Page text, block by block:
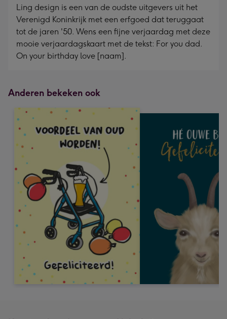
Ling design is een van de oudste uitgevers uit het
Verenigd Koninkrijk met een erfgoed dat teruggaat
tot de jaren '50. Wens een fijne verjaardag met deze
mooie verjaardagskaart met de tekst: For you dad.
On your birthday love [naam].
Anderen bekeken ook